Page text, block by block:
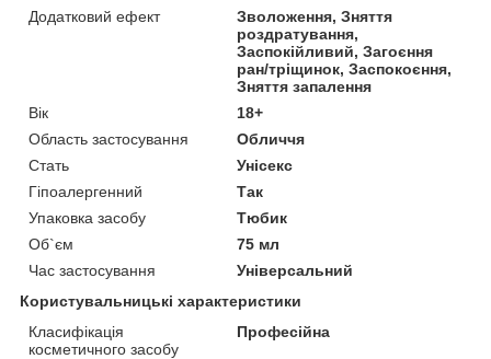
Додатковий ефект
Зволоження, Зняття
роздратування,
Заспокійливий, Загоєння
ран/тріщинок, Заспокоєння,
Зняття запалення
Вік
18+
Область застосування
Обличчя
Стать
Унісекс
Гіпоалергенний
Так
Упаковка засобу
Тюбик
Об`єм
75 мл
Час застосування
Універсальний
Користувальницькі характеристики
Класифікація
косметичного засобу
Професійна